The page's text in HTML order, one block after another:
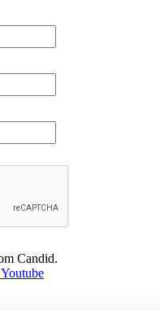
Youtube